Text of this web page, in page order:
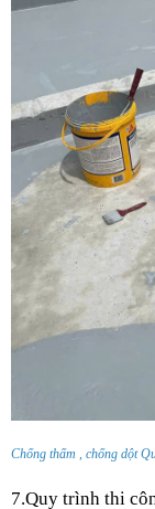
Chống thấm , chống dột
7.Quy trình thi